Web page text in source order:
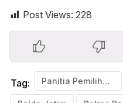
Post Views: 228
Tag: Panitia Pemilihan Kecamatan (PPK) Gadingrejo